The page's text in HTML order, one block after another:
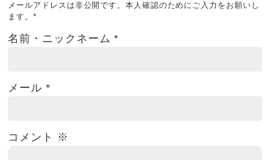
メールアドレスは非公開です。本人確認のためにご入力をお願いし
ます。*
名前・ニックネーム*
メール*
コメント ※